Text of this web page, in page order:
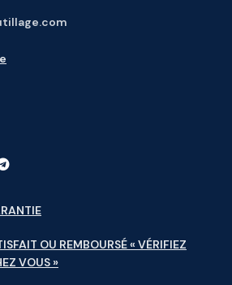
OU REMBOURSÉ « VÉRIFIEZ
VOUS »